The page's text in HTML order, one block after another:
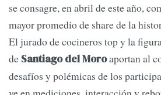
se consagre, en abril de este año,
mayor promedio de share de la
El jurado de cocineros top y la
de Santiago del Moroaportan al
desafíos y polémicas de los